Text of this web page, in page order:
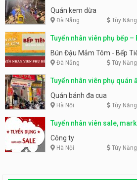
Quán kem dừa
Đà Nẵng Tùy
Tuyển nhân viên phụ bếp –
Tiên
Bún Đậu Mắm Tôm - Bếp
Đà Nẵng Tùy
Tuyển nhân viên phụ quán
Quán bánh đa cua
Hà Nội Tùy
Tuyển nhân viên sale,
Công ty
Hà Nội Tùy